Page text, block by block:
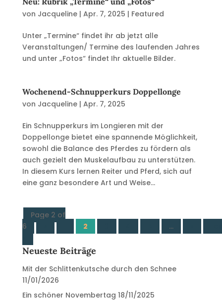
von Jacqueline| Apr. 7, 2025 | Featured
Unter „Termine“ findet ihr ab jetzt alle
Veranstaltungen/ Termine des laufenden Jahres
und unter „Fotos“ findet Ihr aktuelle Bilder.
Wochenend-Schnupperkurs Doppellonge
von Jacqueline| Apr. 7, 2025
Ein Schnupperkurs im Longieren mit der
Doppellonge bietet eine spannende Möglichkeit,
sowohl die Balance des Pferdes zu fördern als
auch gezielt den Muskelaufbau zu unterstützen.
In diesem Kurs lernen Reiter und Pferd, sich auf
eine ganz besondere Art und Weise...
Page 2 of
6
2 ...
Neueste Beiträge
Mit der Schlittenkutsche durch den Schnee
11/01/2026
Ein schöner Novembertag 18/11/2025